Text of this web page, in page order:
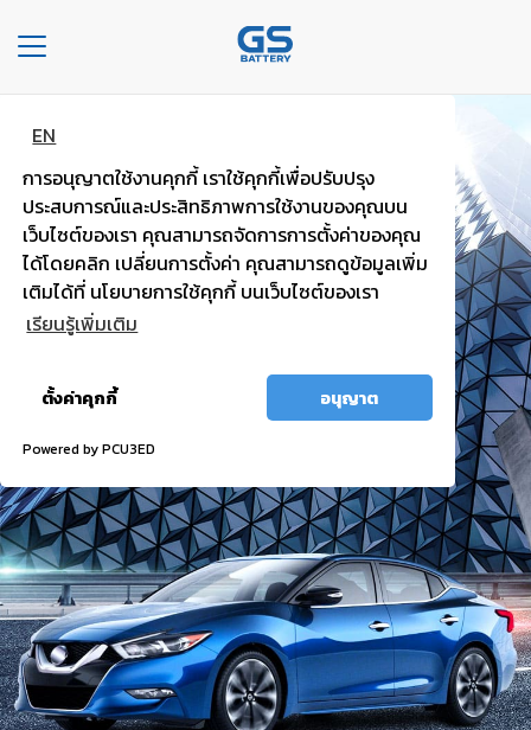
EN
การอนุญาตใช้งานคุกกี้ เราใช้คุกกี้เพื่อปรับปรุง
ประสบการณ์และประสิทธิภาพการใช้งานของคุณบน
เว็บไซต์ของเรา คุณสามารถจัดการการตั้งค่าของคุณ
ได้โดยคลิก เปลี่ยนการตั้งค่า คุณสามารถดูข้อมูลเพิ่ม
เติมได้ที่ นโยบายการใช้คุกกี้ บนเว็บไซต์ของเรา
เรียนรู้เพิ่มเติม
ตั้งค่าคุกกี้ อนุญาต
Powered by PCU3ED
Toggle
navigation
หน้า
หลัก
องค์กร
ประเภท
รถยนต์
เภท
เต
อรี่
บริการ
ของ
เรา
ค้นหา
ร้าน
แบตเตอรี่
แบตพลังอึด
รถยนต์นั่งส่วนบุคคล
ไฟแรง มั่นใจ กำลังไฟสตาร์ทสูง